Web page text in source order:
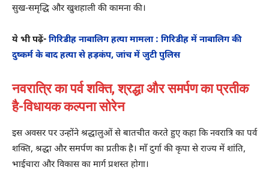
सुख-समृद्धि और खुशहाली की कामना की।
ये भी पढ़ें- गिरिडीह नाबालिग हत्या मामला : गिरिडीह में नाबालिग की
दुष्कर्म के बाद हत्या से हड़कंप, जांच में जुटी पुलिस
नवरात्रि का पर्व शक्ति, श्रद्धा और समर्पण का प्रतीक
है-विधायक कल्पना सोरेन
इस अवसर पर उन्होंने श्रद्धालुओं से बातचीत करते हुए कहा कि नवरात्रि का पर्व
शक्ति, श्रद्धा और समर्पण का प्रतीक है। माँ दुर्गा की कृपा से राज्य में शांति,
भाईचारा और विकास का मार्ग प्रशस्त होगा।